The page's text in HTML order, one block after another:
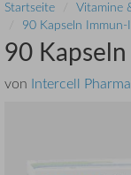
Startseite Vitamine
90 Kapseln
90
von Intercell Pharma